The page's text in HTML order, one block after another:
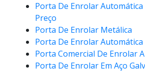
Porta De Enrolar Automática
Preço
Porta De Enrolar Metálica
Porta De Enrolar Automática
Porta Comercial De Enrolar
Porta De Enrolar Em Aço